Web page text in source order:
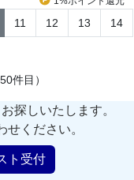
11 12 13 14
件目）
探しいたします。
せください。
ト受付